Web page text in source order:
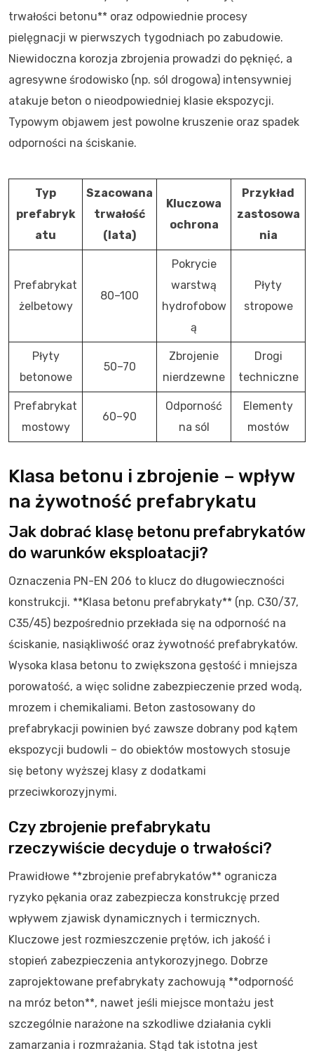
trwałości betonu** oraz odpowiednie procesy
pielęgnacji w pierwszych tygodniach po zabudowie.
Niewidoczna korozja zbrojenia prowadzi do pęknięć, a
agresywne środowisko (np. sól drogowa) intensywniej
atakuje beton o nieodpowiedniej klasie ekspozycji.
Typowym objawem jest powolne kruszenie oraz spadek
odporności na ściskanie.
Typ
prefabryk
atu
Szacowana
trwałość
(lata)
Kluczowa
ochrona
Przykład
zastosowa
nia
Prefabrykat
żelbetowy
80–100
Pokrycie
warstwą
hydrofobow
ą
Płyty
stropowe
Płyty
betonowe
50–70
Zbrojenie
nierdzewne
Drogi
techniczne
Prefabrykat
mostowy
60–90
Odporność
na sól
Elementy
mostów
Klasa betonu i zbrojenie – wpływ
na żywotność prefabrykatu
Jak dobrać klasę betonu prefabrykatów
do warunków eksploatacji?
Oznaczenia PN-EN 206 to klucz do długowieczności
konstrukcji. **Klasa betonu prefabrykaty** (np. C30/37,
C35/45) bezpośrednio przekłada się na odporność na
ściskanie, nasiąkliwość oraz żywotność prefabrykatów.
Wysoka klasa betonu to zwiększona gęstość i mniejsza
porowatość, a więc solidne zabezpieczenie przed wodą,
mrozem i chemikaliami. Beton zastosowany do
prefabrykacji powinien być zawsze dobrany pod kątem
ekspozycji budowli – do obiektów mostowych stosuje
się betony wyższej klasy z dodatkami
przeciwkorozyjnymi.
Czy zbrojenie prefabrykatu
rzeczywiście decyduje o trwałości?
Prawidłowe **zbrojenie prefabrykatów** ogranicza
ryzyko pękania oraz zabezpiecza konstrukcję przed
wpływem zjawisk dynamicznych i termicznych.
Kluczowe jest rozmieszczenie prętów, ich jakość i
stopień zabezpieczenia antykorozyjnego. Dobrze
zaprojektowane prefabrykaty zachowują **odporność
na mróz beton**, nawet jeśli miejsce montażu jest
szczególnie narażone na szkodliwe działania cykli
zamarzania i rozmrażania. Stąd tak istotna jest